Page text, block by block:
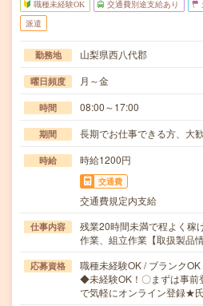
職種未経験OK 交通費別途支給あり
派遣
勤務地 山梨県西八代郡
曜日頻度 月～金
時間 08:00～17:00
期間 長期でお仕事できる方、大
時給 時給1200円
交通費
交通費規定内支給
仕事内容
残業20時間未満で程よく稼
作業、組立作業【取扱製品
応募資格
職種未経験OK / ブランク
◆未経験OK！〇まずは事前
で気軽にオンライン登録★